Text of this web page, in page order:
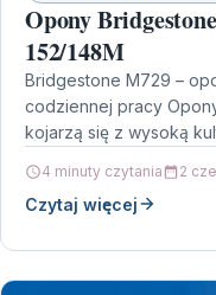
Opony
152/148M
Bridgestone M729 –
codziennej pracy
kojarzą się z wysoką
4 minuty czytania 2
Czytaj więcej